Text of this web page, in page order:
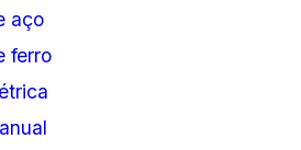
aço
ferro